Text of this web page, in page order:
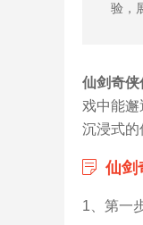
验，
仙剑奇侠
戏中能
沉浸式的
仙剑
1、第一